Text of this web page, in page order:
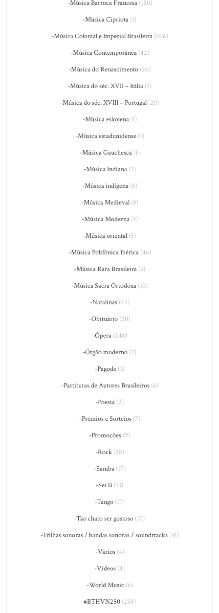
-Música Barroca Francesa(120)
-Música Cipriota (1)
-Música Colonial e Imperial Brasileira(206)
-Música Contemporânea(42)
-Música do Renascimento (26)
-Música do séc. XVII – Itália (3)
-Música do séc. XVIII – Portugal (20)
-Música eslovena(1)
-Música estadunidense(1)
-Música Gauchesca(1)
-Música Indiana(2)
-Música indígena(8)
-Música Medieval(8)
-Música Moderna(3)
-Música oriental (5)
-Música Polifônica Ibérica(46)
-Música Rara Brasileira (3)
-Música Sacra Ortodoxa (10)
-Natalinas(45)
-Obituário (20)
-Ópera(248)
-Órgão moderno (7)
-Pagode (1)
-Partituras de Autores Brasileiros(6)
-Poesia (9)
-Prêmios e Sorteios(7)
-Promoções (9)
-Rock(28)
-Samba(17)
-Sei lá (13)
-Tango(17)
-Tão chato ser gostoso (17)
-Trilhas sonoras / bandas sonoras / soundtracks(41)
-Vários(4)
-Vídeos (4)
-World Music (6)
#BTHVN250(258)